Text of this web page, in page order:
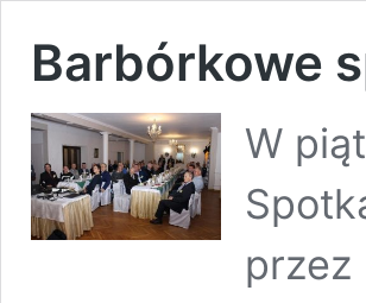
Barbórkowe
W
przez